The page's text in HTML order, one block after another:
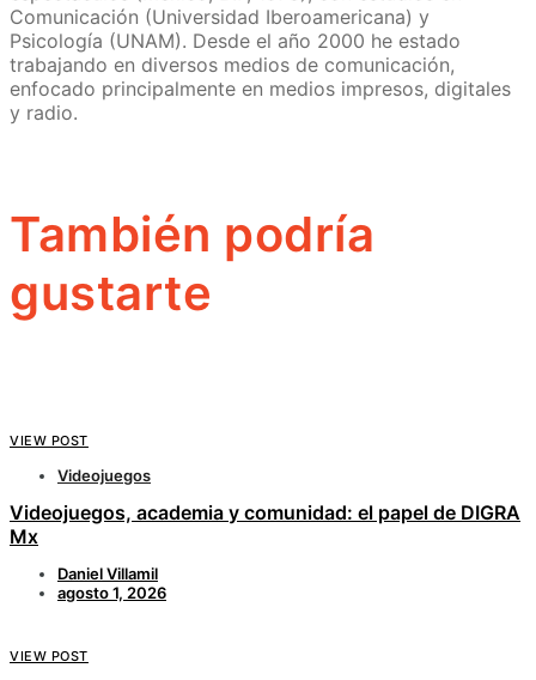
Comunicación (Universidad Iberoamericana) y
Psicología (UNAM). Desde el año 2000 he estado
trabajando en diversos medios de comunicación,
enfocado principalmente en medios impresos, digitales
y radio.
También podría
gustarte
VIEW POST
Videojuegos
Videojuegos, academia y comunidad: el papel de DIGRA
Mx
Daniel Villamil
agosto 1, 2026
VIEW POST